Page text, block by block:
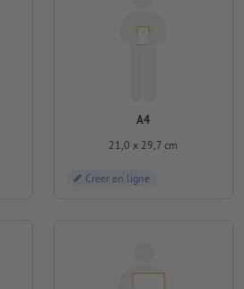
A4
21,0 x 29,7 cm
Créer en ligne